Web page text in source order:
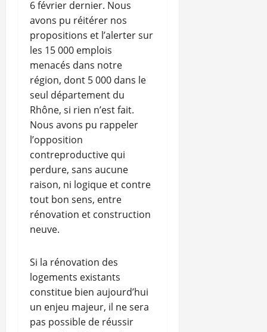
6 février dernier. Nous
avons pu réitérer nos
propositions et l’alerter sur
les 15 000 emplois
menacés dans notre
région, dont 5 000 dans le
seul département du
Rhône, si rien n’est fait.
Nous avons pu rappeler
l’opposition
contreproductive qui
perdure, sans aucune
raison, ni logique et contre
tout bon sens, entre
rénovation et construction
neuve.
Si la rénovation des
logements existants
constitue bien aujourd’hui
un enjeu majeur, il ne sera
pas possible de réussir